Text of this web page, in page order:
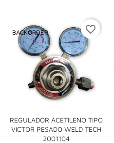
REGULADOR ACETILENO TIPO
VICTOR PESADO WELD TECH
2001104
BACKORDER favorite_border